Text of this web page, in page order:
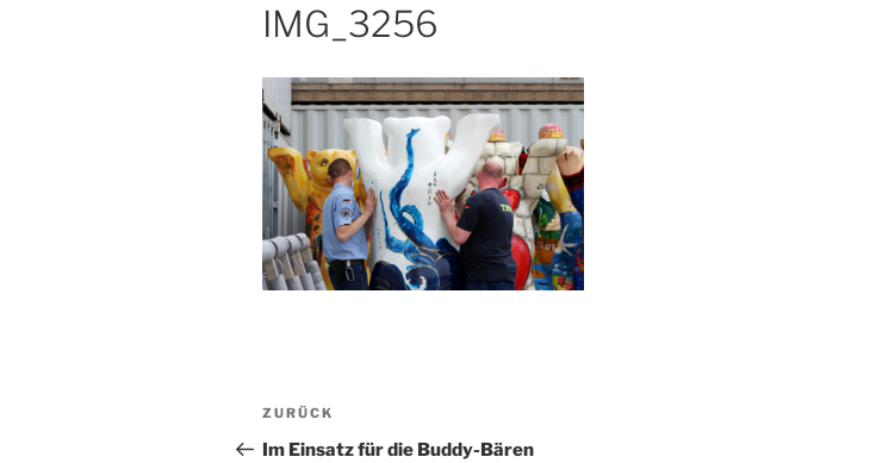
IMG_3256
Beitragsnavigation
Vorheriger
Beitrag
ZURÜCK
Im Einsatz für die Buddy-Bären